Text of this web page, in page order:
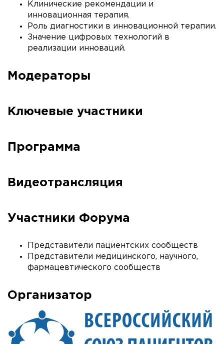
Клинические рекомендации и
инновационная терапия.
Роль диагностики в инновационной терапии.
Значение цифровых технологий в
реализации инноваций.
Модераторы
Ключевые участники
Программа
Видеотрансляция
Участники Форума
Представители пациентских сообществ
Представители медицинского, научного,
фармацевтического сообществ
Организатор